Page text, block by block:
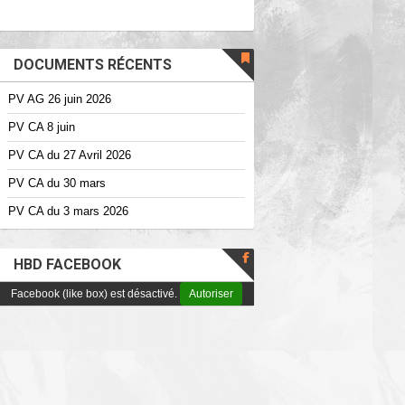
DOCUMENTS RÉCENTS
PV AG 26 juin 2026
PV CA 8 juin
PV CA du 27 Avril 2026
PV CA du 30 mars
PV CA du 3 mars 2026
HBD FACEBOOK
Facebook (like box) est désactivé. Autoriser